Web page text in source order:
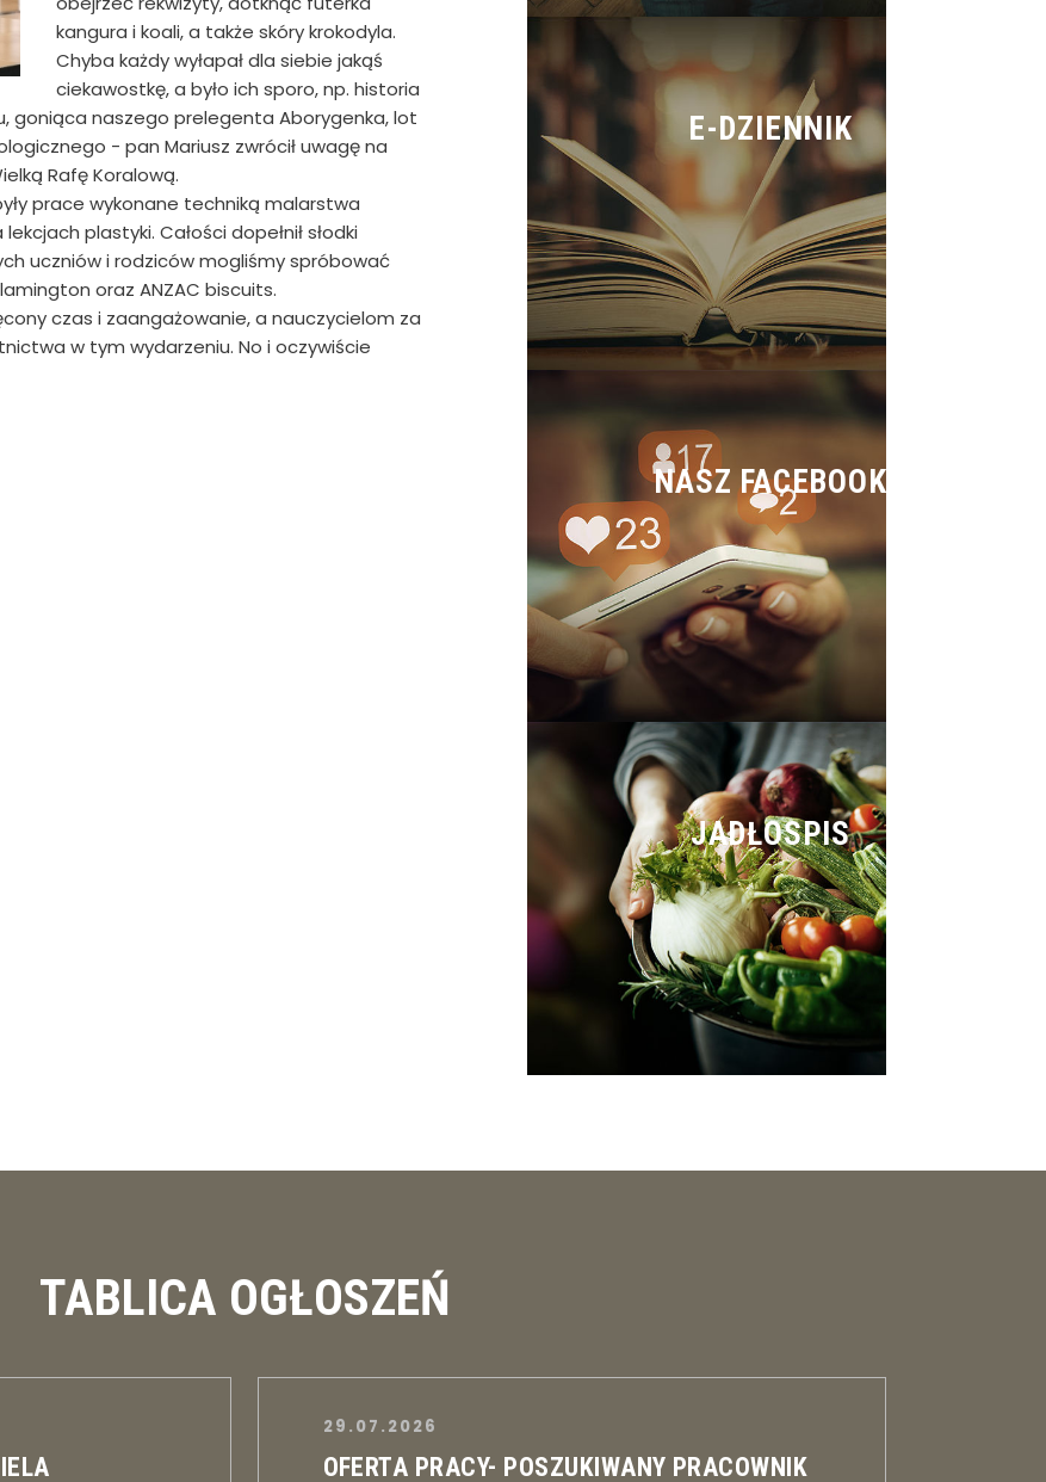
kangura i koali, a także skóry krokodyla.
Chyba każdy wyłapał dla siebie jakąś
ciekawostkę, a było ich sporo, np. historia
goniąca naszego prelegenta Aborygenka, lot
- pan Mariusz zwrócił uwagę na
Rafę Koralową.
prace wykonane techniką malarstwa
plastyki. Całości dopełnił słodki
uczniów i rodziców mogliśmy spróbować
oraz ANZAC biscuits.
czas i zaangażowanie, a nauczycielom za
w tym wydarzeniu. No i oczywiście
E-DZIENNIK
NASZ FACEBOOK
JADŁOSPIS
TABLICA OGŁOSZEŃ
29.07.2026
OFERTA PRACY- POSZUKIWANY PRACOWNIK